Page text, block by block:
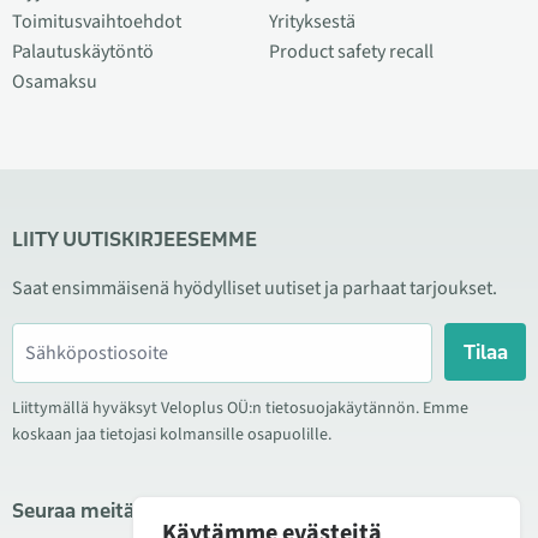
Toimitusvaihtoehdot
Palautuskäytöntö
Osamaksu
Yrityksestä
Product safety recall
LIITY UUTISKIRJEESEMME
Saat ensimmäisenä hyödylliset uutiset ja parhaat tarjoukset.
Tilaa
Liittymällä hyväksyt Veloplus OÜ:n tietosuojakäytännön. Emme
koskaan jaa tietojasi kolmansille osapuolille.
Seuraa meitä sosiaalisessa mediassa